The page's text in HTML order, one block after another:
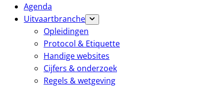
Agenda
Uitvaartbranche
Opleidingen
Protocol & Etiquette
Handige websites
Cijfers & onderzoek
Regels & wetgeving